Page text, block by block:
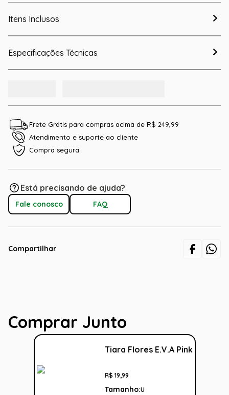
Itens Inclusos
Especificações Técnicas
Frete Grátis para compras acima de R$ 249,99
Atendimento e suporte ao cliente
Compra segura
Está precisando de ajuda?
Fale conosco FAQ
Compartilhar
Comprar Junto
Tiara Flores E.V.A Pink
R$ 19,99
Tamanho:U